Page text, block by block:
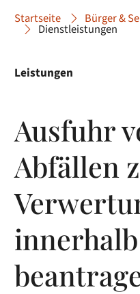
Startseite Bürger &
Dienstleistungen
Leistungen
Ausfuhr
Abfällen